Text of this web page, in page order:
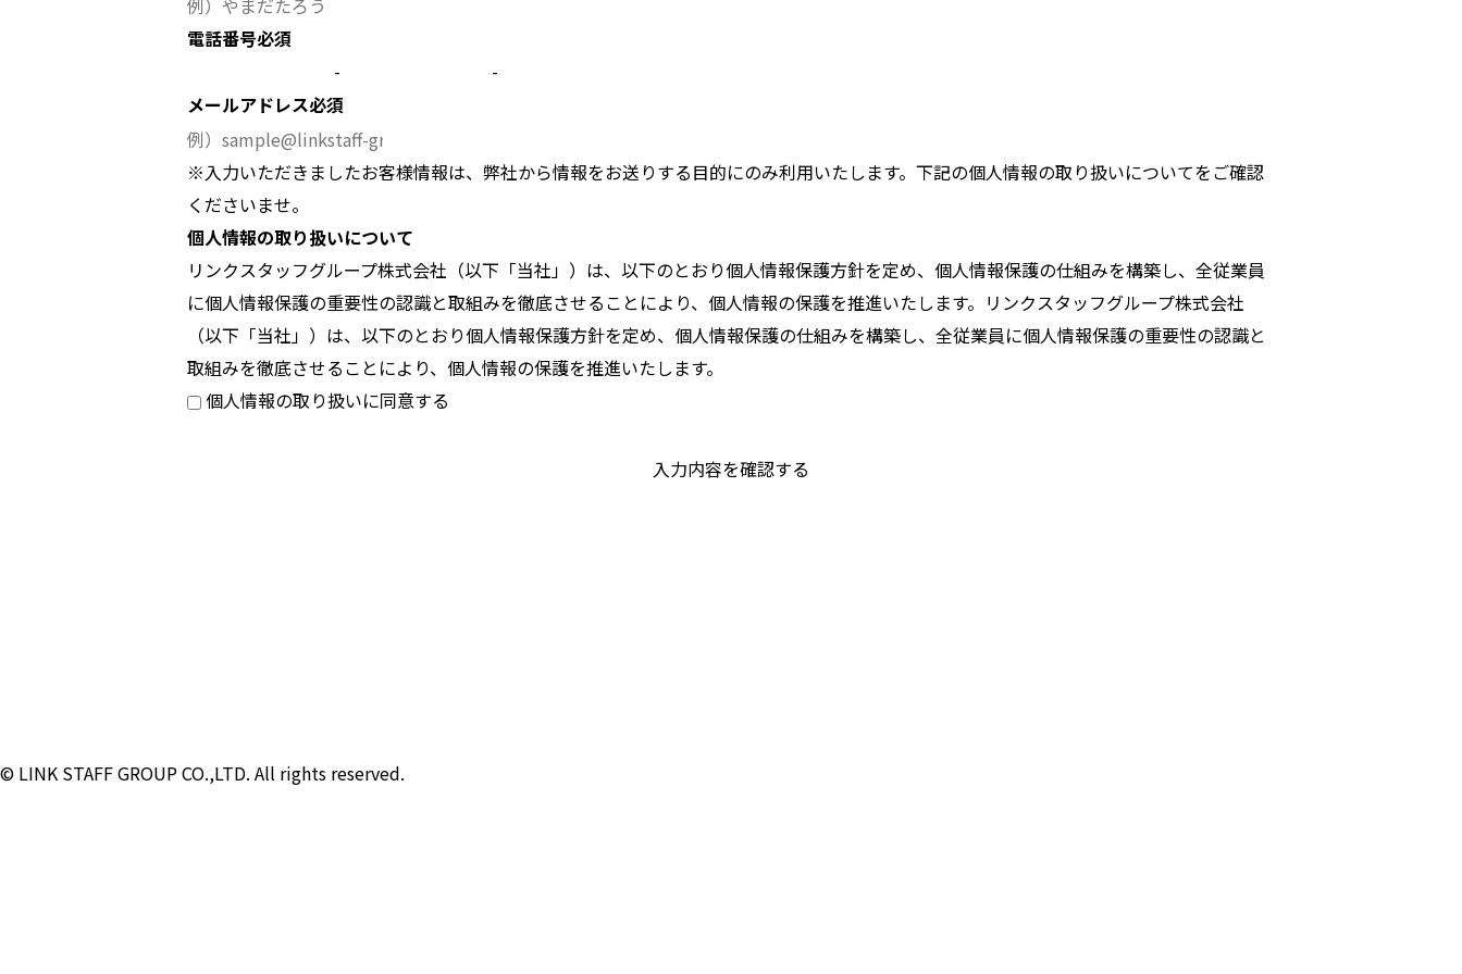
電話番号必須
-
-
メールアドレス必須
※入力いただきましたお客様情報は、弊社から情報をお送りする目的にのみ利用いたします。下記の個人情報の取り扱いについてをご確認
くださいませ。
個人情報の取り扱いについて
リンクスタッフグループ株式会社（以下「当社」）は、以下のとおり個人情報保護方針を定め、個人情報保護の仕組みを構築し、全従業員
に個人情報保護の重要性の認識と取組みを徹底させることにより、個人情報の保護を推進いたします。リンクスタッフグループ株式会社
（以下「当社」）は、以下のとおり個人情報保護方針を定め、個人情報保護の仕組みを構築し、全従業員に個人情報保護の重要性の認識と
取組みを徹底させることにより、個人情報の保護を推進いたします。
個人情報の取り扱いに同意する
入力内容を確認する
© LINK STAFF GROUP CO.,LTD. All rights reserved.